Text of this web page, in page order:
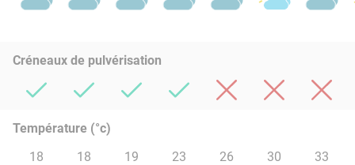
Créneaux de pulvérisation
Température (°c)
18
18 19 23 26 30 33